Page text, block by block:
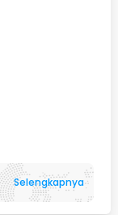
Selengkapnya